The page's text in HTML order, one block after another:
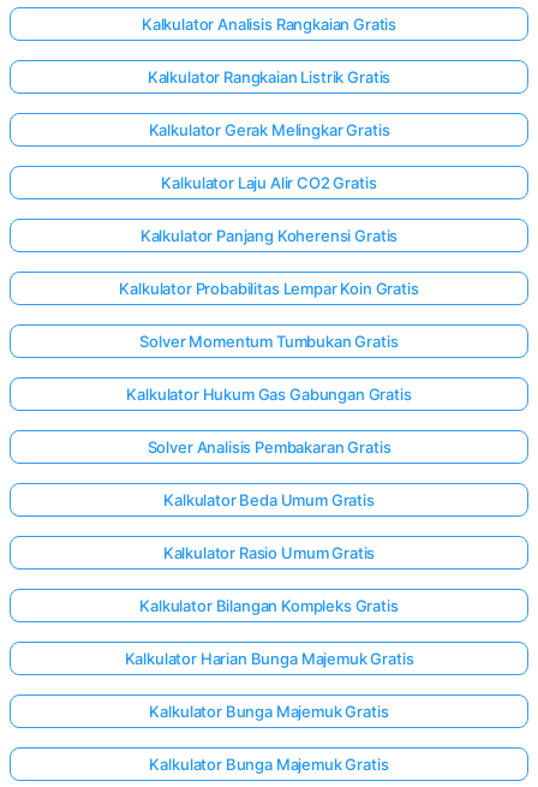
Masuk
di sini!
Kalkulator Analisis Rangkaian Gratis
Kalkulator Rangkaian Listrik Gratis
Kalkulator Gerak Melingkar Gratis
Kalkulator Laju Alir CO2 Gratis
Kalkulator Panjang Koherensi Gratis
Kalkulator Probabilitas Lempar Koin Gratis
Solver Momentum Tumbukan Gratis
Kalkulator Hukum Gas Gabungan Gratis
Solver Analisis Pembakaran Gratis
Kalkulator Beda Umum Gratis
Kalkulator Rasio Umum Gratis
Kalkulator Bilangan Kompleks Gratis
Kalkulator Harian Bunga Majemuk Gratis
Kalkulator Bunga Majemuk Gratis
Kalkulator Bunga Majemuk Gratis